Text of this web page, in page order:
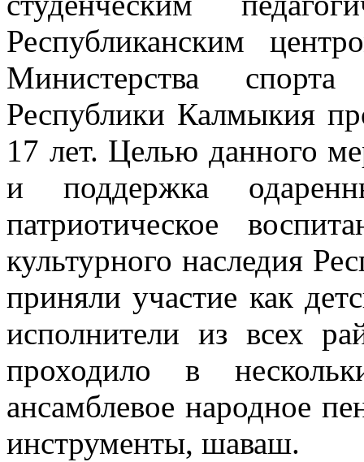
Республиканским
Министерства
Республики Калмыкия
17 лет. Целью данного
и поддержка
патриотическое
культурного наследия
приняли участие как
исполнители из всех
проходило в
ансамблевое народное
инструменты, шаваш.